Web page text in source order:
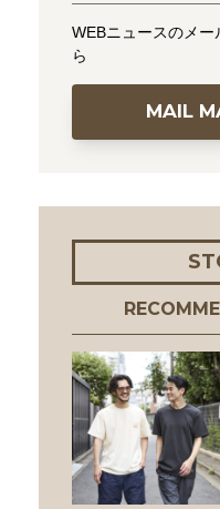
WEBニュースのメ
ら
MAIL